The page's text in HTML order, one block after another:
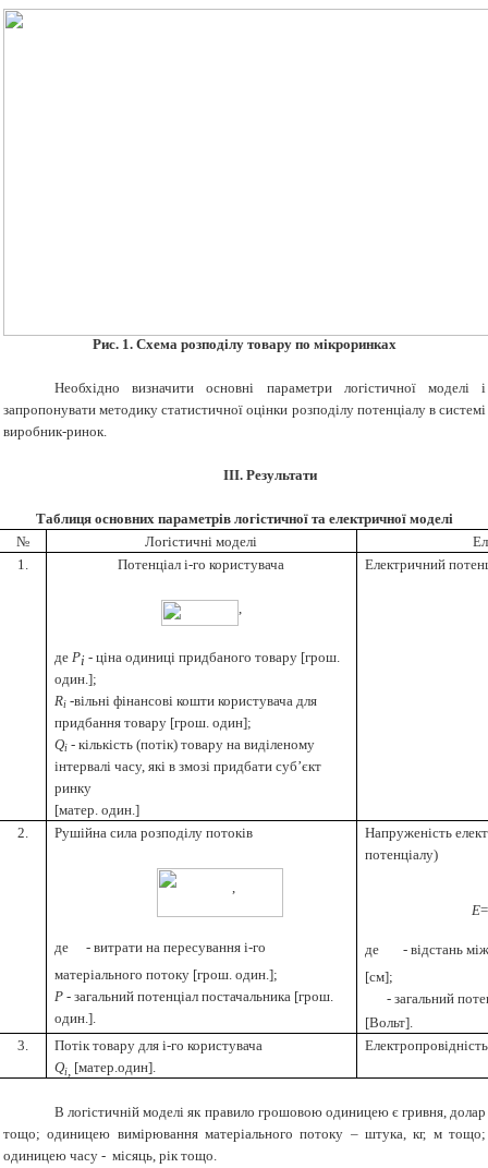
Рис. 1. Схема розподілу товару по мікроринках
Необхідно визначити основні параметри логістичної моделі і
запропонувати методику статистичної оцінки розподілу потенціалу в системі
виробник-ринок.
ІІІ. Результати
Таблиця основних параметрів логістичної та електричної моделі
№
Логістичні моделі
1.
Потенціал і-го користувача
,
де Рi - ціна одиниці придбаного товару [грош.
один.];
Ri -вільні фінансові кошти користувача для
придбання товару [грош. один];
Qi - кількість (потік) товару на виділеному
інтервалі часу, які в змозі придбати суб’єкт
ринку
[матер. один.]
Електричний
2. Рушійна сила розподілу потоків
де
- витрати на пересування і-го
матеріального потоку [грош. один.];
P - загальний потенціал постачальника [грош.
один.].
Напруженість
потенціалу)
E
де
- відстань
[см];
- загальний
[Вольт].
3.
Потік товару для і-го користувача
Qi, [матер.один].
В логістичній моделі як правило грошовою одиницею є гривня, долар
тощо; одиницею вимірювання матеріального потоку – штука, кг, м тощо;
одиницею часу - місяць, рік тощо.